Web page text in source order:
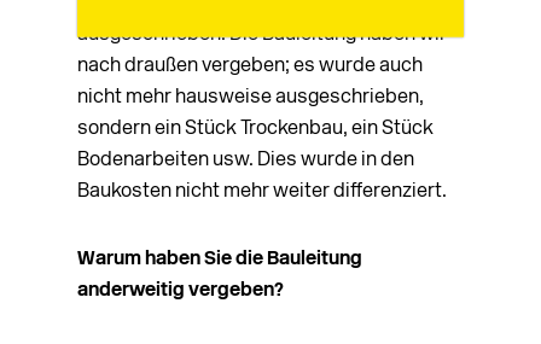
ausgeschrieben. Die Bauleitung haben wir
nach draußen ver­geben; es wurde auch
nicht mehr hausweise aus­geschrieben,
sondern ein Stück Trockenbau, ein Stück
Bodenarbeiten usw. Dies wurde in den
Baukosten nicht mehr weiter differenziert.
Warum haben Sie die Bauleitung
anderweitig vergeben?